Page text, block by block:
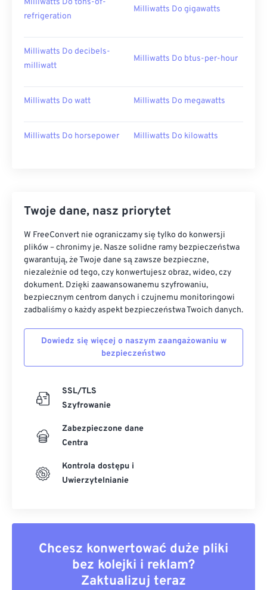
Milliwatts Do tons-of-
refrigeration
Milliwatts Do gigawatts
Milliwatts Do decibels-
milliwatt
Milliwatts Do btus-per-hour
Milliwatts Do watt Milliwatts Do megawatts
Milliwatts Do horsepower Milliwatts Do kilowatts
Twoje dane, nasz priorytet
W FreeConvert nie ograniczamy się tylko do konwersji
plików – chronimy je. Nasze solidne ramy bezpieczeństwa
gwarantują, że Twoje dane są zawsze bezpieczne,
niezależnie od tego, czy konwertujesz obraz, wideo, czy
dokument. Dzięki zaawansowanemu szyfrowaniu,
bezpiecznym centrom danych i czujnemu monitoringowi
zadbaliśmy o każdy aspekt bezpieczeństwa Twoich danych.
Dowiedz się więcej o naszym zaangażowaniu w
bezpieczeństwo
SSL/TLS
Szyfrowanie
Zabezpieczone dane
Centra
Kontrola dostępu i
Uwierzytelnianie
Chcesz konwertować duże pliki
bez kolejki i reklam?
Zaktualizuj teraz